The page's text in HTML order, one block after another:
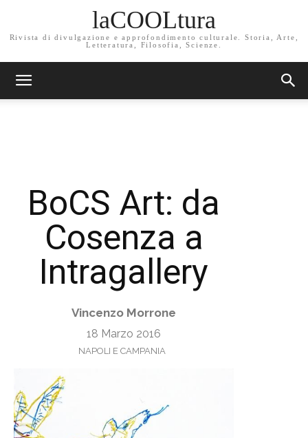
laCOOLtura
Rivista di divulgazione e approfondimento culturale. Storia, Arte,
Letteratura, Filosofia, Scienze.
BoCS Art: da
Cosenza a
Intragallery
Vincenzo Morrone
18 Marzo 2016
NAPOLI E CAMPANIA